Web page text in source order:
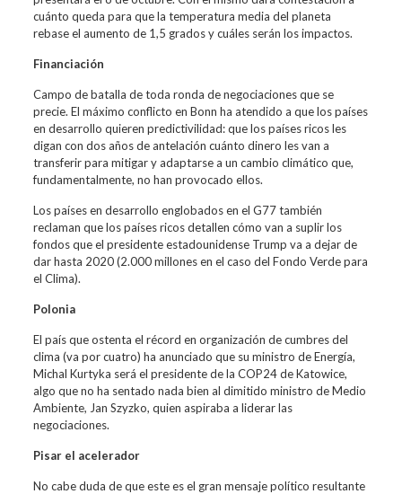
cuánto queda para que la temperatura media del planeta
rebase el aumento de 1,5 grados y cuáles serán los impactos.
Financiación
Campo de batalla de toda ronda de negociaciones que se
precie. El máximo conflicto en Bonn ha atendido a que los países
en desarrollo quieren predictivilidad: que los países ricos les
digan con dos años de antelación cuánto dinero les van a
transferir para mitigar y adaptarse a un cambio climático que,
fundamentalmente, no han provocado ellos.
Los países en desarrollo englobados en el G77 también
reclaman que los países ricos detallen cómo van a suplir los
fondos que el presidente estadounidense Trump va a dejar de
dar hasta 2020 (2.000 millones en el caso del Fondo Verde para
el Clima).
Polonia
El país que ostenta el récord en organización de cumbres del
clima (va por cuatro) ha anunciado que su ministro de Energía,
Michal Kurtyka será el presidente de la COP24 de Katowice,
algo que no ha sentado nada bien al dimitido ministro de Medio
Ambiente, Jan Szyzko, quien aspiraba a liderar las
negociaciones.
Pisar el acelerador
No cabe duda de que este es el gran mensaje político resultante